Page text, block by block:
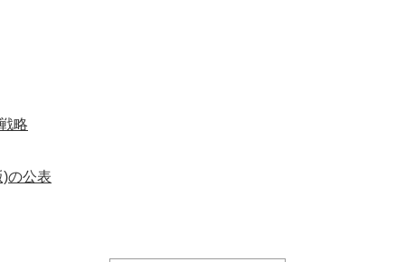
略
の公表